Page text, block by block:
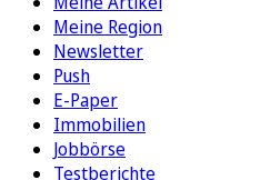
Meine Region
Newsletter
Push
E-Paper
Immobilien
Jobbörse
Testberichte